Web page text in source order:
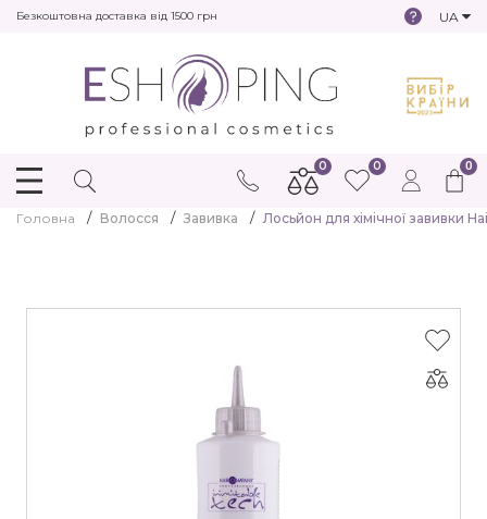
Безкоштовна доставка від 1500 грн UA
0
0 0
Головна Волосся Завивка Лосьйон для хімічної завивки